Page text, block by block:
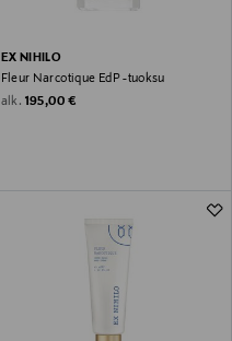
EX NIHILO
Fleur Narcotique EdP -tuoksu
alk. Original Price
195,00 €